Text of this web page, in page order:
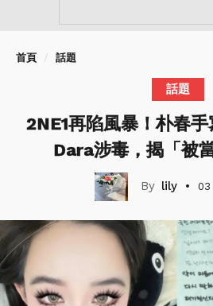
首頁 話題
話題
2NE1再陷風暴！朴春
Dara涉毒，揭「被
lily 03